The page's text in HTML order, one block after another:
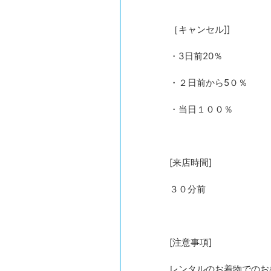
［キャンセル]]
・3日前20％
・２日前から5０％
・当日１００％
[来店時間]
３０分前
[注意事項]